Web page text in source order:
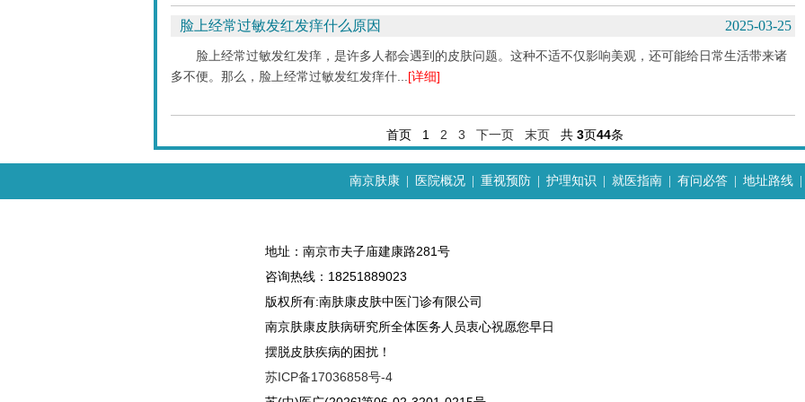
脸上经常过敏发红发痒什么原因 2025-03-25
脸上经常过敏发红发痒，是许多人都会遇到的皮肤问题。这种不适不仅影响美观，还可能给日常生活带来诸
多不便。那么，脸上经常过敏发红发痒什... [详细]
首页 1 2 3 下一页 末页 共 3页44条
南京肤康 医院概况 重视预防 护理知识 就医指南 有问必答 地址路线
地址：南京市夫子庙建康路281号
咨询热线：18251889023
版权所有:南肤康皮肤中医门诊有限公司
南京肤康皮肤病研究所全体医务人员衷心祝愿您早日
摆脱皮肤疾病的困扰！
苏ICP备17036858号-4